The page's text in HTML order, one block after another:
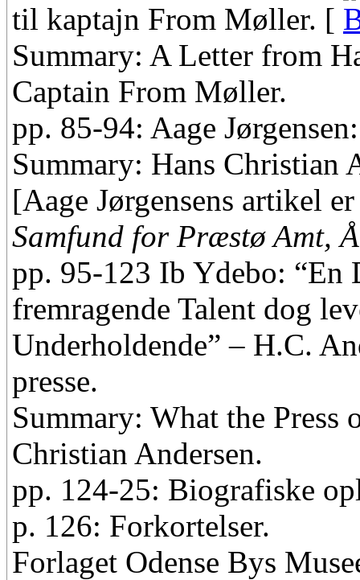
til kaptajn From Møller. [
Summary: A Letter from
Captain From Møller.
pp. 85-94: Aage
Summary: Hans Christian
[Aage Jørgensens artikel
Samfund for Præstø Amt,
pp. 95-123 Ib Ydebo: “En
fremragende Talent dog
Underholdende” – H.C.
presse.
Summary: What the
Christian Andersen.
pp. 124-25: Biografiske
p. 126: Forkortelser.
Forlaget Odense Bys